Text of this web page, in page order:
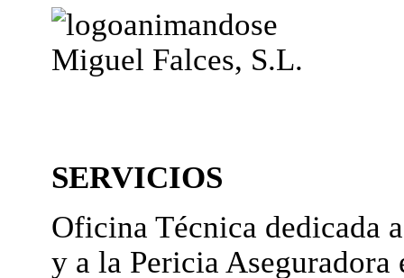
Miguel Falces, S.L.
SERVICIOS
Oficina Técnica dedicada
y a la Pericia Aseguradora